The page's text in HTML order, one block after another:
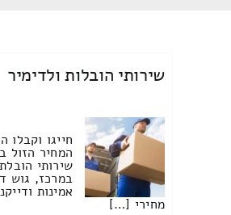
שירותי הובלות ולדימיר
חייגו
המחיר הזול
שירותי
במרכז, גוש
אמינות
מחירי […]